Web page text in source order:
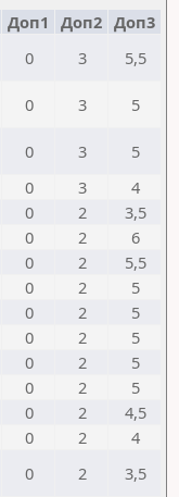
Доп1 Доп2 Доп3
0 3 5,5
0 3 5
0 3
5
0 3
4
0 2
3,5
0 2
6
0 2
5,5
0 2
5
0 2
5
0 2
5
0 2
5
0 2
5
0 2
4,5
0 2
4
0 2
3,5